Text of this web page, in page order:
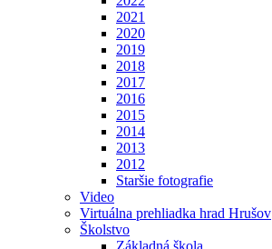
2021
2020
2019
2018
2017
2016
2015
2014
2013
2012
Staršie fotografie
Video
Virtuálna prehliadka hrad Hrušov
Školstvo
Základná škola